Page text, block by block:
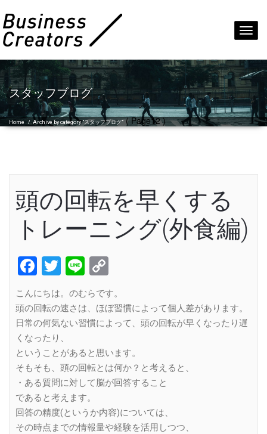
スタッフブログ
Home /Archive by category "スタッフブログ"( Page12 )
頭の回転を早くする
トレーニング(外食編)
Facebook
Twitter
Line
Link
こんにちは。のむらです。
頭の回転の速さは、ほぼ習慣によって個人差があります。
日常の何気ない習慣によって、頭の回転が早くなったり遅
くなったり、
ということがあると思います。
そもそも、頭の回転とは何か？と考えると、
・ある質問に対して脳が回答すること
であると考えます。
回答の精度(というか内容)については、
その時点までの情報量や経験を活用しつつ、